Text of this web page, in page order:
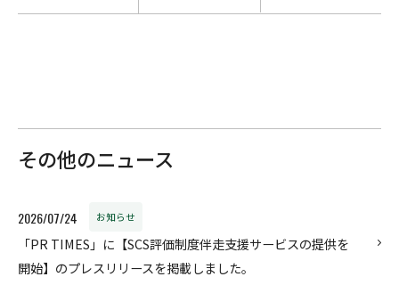
その他のニュース
2026/07/24 お知らせ
「PR TIMES」に【SCS評価制度伴走支援サービスの提供を
開始】のプレスリリースを掲載しました。